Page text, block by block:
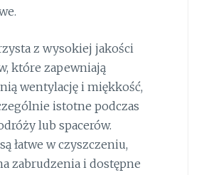
z wysokiej jakości
które zapewniają
wentylację i miękkość,
istotne podczas
lub spacerów.
łatwe w czyszczeniu,
zabrudzenia i dostępne